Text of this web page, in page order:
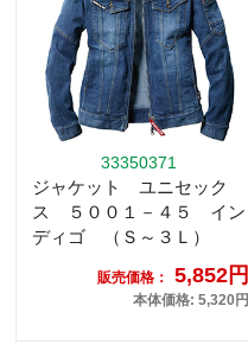
33350371
ジャケット ユニセック
ス ５００１－４５ イン
ディゴ （Ｓ～３Ｌ）
販売価格： 5,852円
本体価格: 5,320円